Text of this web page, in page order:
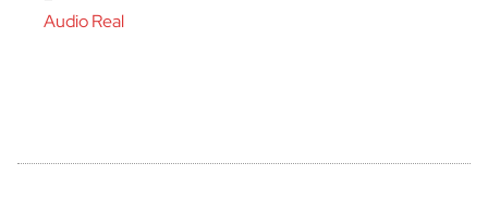
Audio Real